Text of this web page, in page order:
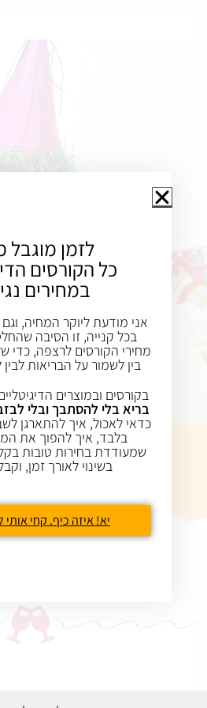
המבצע
לזמן מוגבל
כל הקורסים
במחירים
אני מודעת ליוקר המחיה,
בכל קנייה, זו הסיבה
מחירי הקורסים לרצפה, כדי
בין לשמור על הבריאות
בקורסים ובמוצרים
בריא בלי להסתבך ובלי
כדאי לאכול, איך להתארגן
בלבד, איך להפוך את
שמעודדת בחירות טובות
בשינוי לאורך זמן,
יא! איזה כיף. קחי אותי